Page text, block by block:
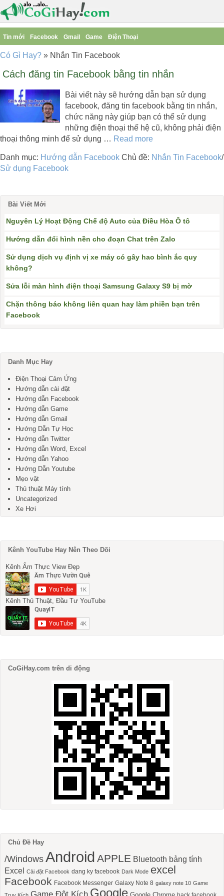
Tin mới Facebook Gmail Game Điện Thoại
Có Gì Hay? » Nhắn Tin Facebook
Cách đăng tin Facebook bằng tin nhắn
Bài viết này sẽ hướng dẫn bạn sử dụng
facebook, đăng tin facebook bằng tin nhắn,
chức năng này giúp bạn có thể sử dụng
những điện thoại thế hệ cũ, không phải điện
thoại thông minh để sử dụng … Read more
Danh mục: Hướng dẫn Facebook Chủ đề: Nhắn Tin Facebook/
Sử dụng Facebook
Bài Viết Mới
Nguyên Lý Hoạt Động Chế độ Auto của Điều Hòa Ô tô
Hướng dẫn đổi hình nền cho đoạn Chat trên Zalo
Sử dụng dịch vụ định vị xe máy có gây hao bình ắc quy
không?
Sửa lỗi màn hình điện thoại Samsung Galaxy S9 bị mờ
Chặn thông báo không liên quan hay làm phiền bạn trên
Facebook
Danh Mục Hay
Điện Thoại Cảm Ứng
Hướng dẫn cài đặt
Hướng dẫn Facebook
Hướng dẫn Game
Hướng dẫn Gmail
Hướng Dẫn Tự Học
Hướng dẫn Twitter
Hướng dẫn Word, Excel
Hướng dẫn Yahoo
Hướng Dẫn Youtube
Mẹo vặt
Thủ thuật Máy tính
Uncategorized
Xe Hơi
Kênh YouTube Hay Nên Theo Dõi
Kênh Ẩm Thực View Đẹp
Kênh Thủ Thuật, Đầu Tư YouTube
CoGiHay.com trên di động
Chủ Đề Hay
/Windows Android APPLE Bluetooth bảng tính
Excel Cài đặt Facebook dang ky facebook Dark Mode excel
Facebook Facebook Messenger Galaxy Note 8 galaxy note 10 Game
Game Đột Kích Google